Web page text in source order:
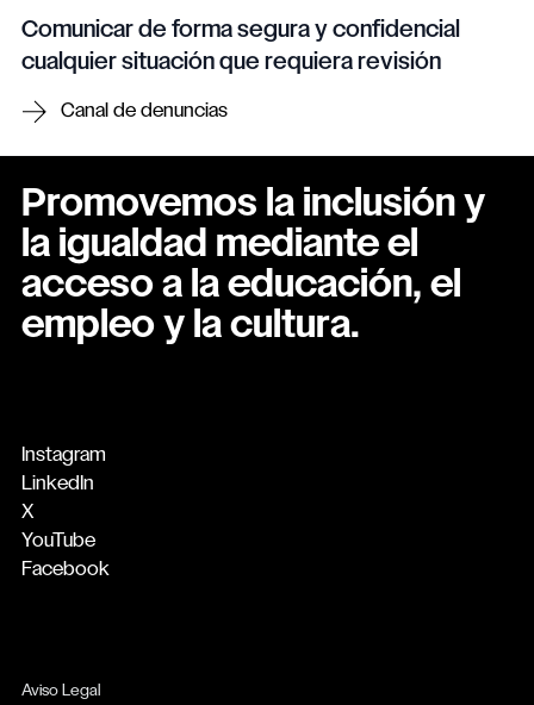
Comunicar de forma segura y confidencial
cualquier situación que requiera revisión
Canal de denuncias
Promovemos la inclusión y
la igualdad mediante el
acceso a la educación, el
empleo y la cultura.
Instagram
LinkedIn
X
YouTube
Facebook
Aviso Legal